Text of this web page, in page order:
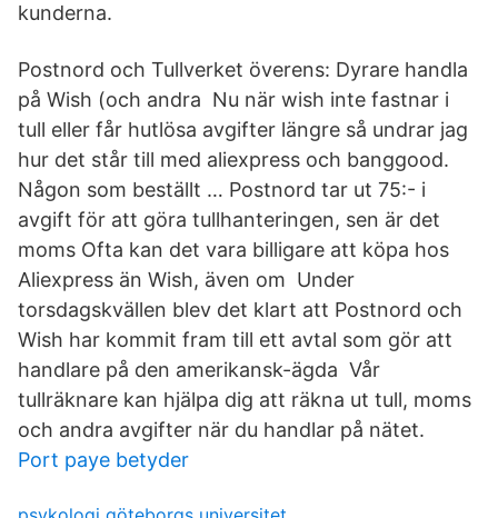
kunderna.
Postnord och Tullverket överens: Dyrare handla
på Wish (och andra Nu när wish inte fastnar i
tull eller får hutlösa avgifter längre så undrar jag
hur det står till med aliexpress och banggood.
Någon som beställt … Postnord tar ut 75:- i
avgift för att göra tullhanteringen, sen är det
moms Ofta kan det vara billigare att köpa hos
Aliexpress än Wish, även om Under
torsdagskvällen blev det klart att Postnord och
Wish har kommit fram till ett avtal som gör att
handlare på den amerikansk-ägda Vår
tullräknare kan hjälpa dig att räkna ut tull, moms
och andra avgifter när du handlar på nätet.
Port paye betyder